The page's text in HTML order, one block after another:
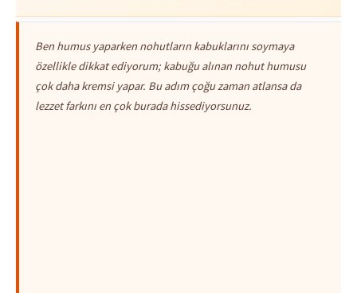
Ben humus yaparken nohutların kabuklarını soymaya
özellikle dikkat ediyorum; kabuğu alınan nohut humusu
çok daha kremsi yapar. Bu adım çoğu zaman atlansa da
lezzet farkını en çok burada hissediyorsunuz.